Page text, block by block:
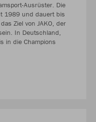
Ausrüster. Die
1989 und dauert bis
Ziel von JAKO, der
In Deutschland,
in die Champions